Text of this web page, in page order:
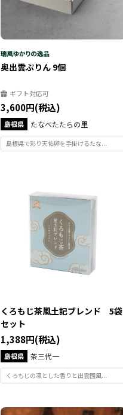
奥出雲ぷりん 9個
ギフト対応可
3,600円(税込)
島根県 たなべたたらの里
島根県で彩り天佑卵を手掛けるたな...
くろもじ茶風土記ブレンド 5袋
セット
1,388円(税込)
島根県 茶三代一
くろもじの凛とした香りと出雲國風...